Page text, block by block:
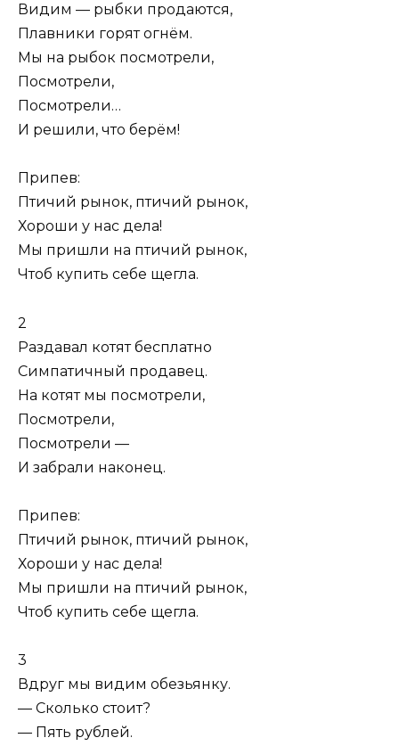
Видим — рыбки продаются,
Плавники горят огнём.
Мы на рыбок посмотрели,
Посмотрели,
Посмотрели…
И решили, что берём!
Припев:
Птичий рынок, птичий рынок,
Хороши у нас дела!
Мы пришли на птичий рынок,
Чтоб купить себе щегла.
2
Раздавал котят бесплатно
Симпатичный продавец.
На котят мы посмотрели,
Посмотрели,
Посмотрели —
И забрали наконец.
Припев:
Птичий рынок, птичий рынок,
Хороши у нас дела!
Мы пришли на птичий рынок,
Чтоб купить себе щегла.
3
Вдруг мы видим обезьянку.
— Сколько стоит?
— Пять рублей.